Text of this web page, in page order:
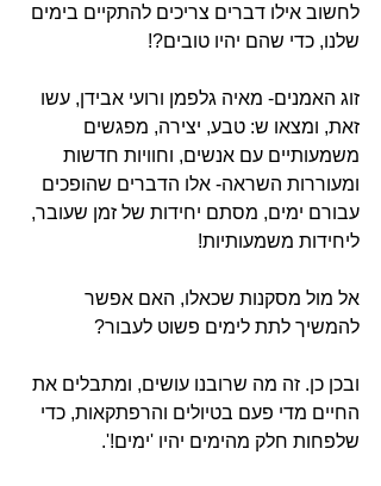
לחשוב אילו דברים צריכים להתקיים בימים
שלנו, כדי שהם יהיו טובים?!
זוג האמנים- מאיה גלפמן ורועי אבידן, עשו
זאת, ומצאו ש: טבע, יצירה, מפגשים
משמעותיים עם אנשים, וחוויות חדשות
ומעוררות השראה- אלו הדברים שהופכים
עבורם ימים, מסתם יחידות של זמן שעובר,
ליחידות משמעותיות!
אל מול מסקנות שכאלו, האם אפשר
להמשיך לתת לימים פשוט לעבור?
ובכן כן. זה מה שרובנו עושים, ומתבלים את
החיים מדי פעם בטיולים והרפתקאות, כדי
שלפחות חלק מהימים יהיו 'ימים!'.